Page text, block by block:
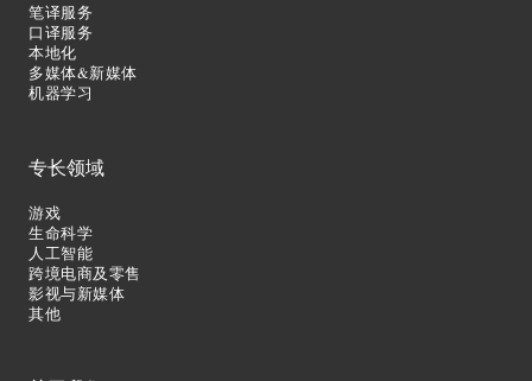
笔译服务
口译服务
本地化
多媒体&新媒体
机器学习
专长领域
游戏
生命科学
人工智能
跨境电商及零售
影视与新媒体
其他